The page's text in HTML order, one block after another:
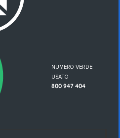
NUMERO VERDE
USATO
800 947 404